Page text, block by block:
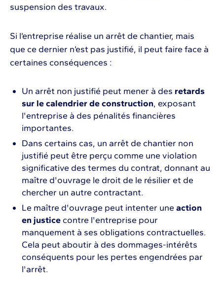
suspension des travaux.
Si l’entreprise réalise un arrêt de chantier, mais
que ce dernier n’est pas justifié, il peut faire face à
certaines conséquences :
Un arrêt non justifié peut mener à des retards
sur le calendrier de construction, exposant
l'entreprise à des pénalités financières
importantes.
Dans certains cas, un arrêt de chantier non
justifié peut être perçu comme une violation
significative des termes du contrat, donnant au
maître d'ouvrage le droit de le résilier et de
chercher un autre contractant.
Le maître d'ouvrage peut intenter une action
en justice contre l'entreprise pour
manquement à ses obligations contractuelles.
Cela peut aboutir à des dommages-intérêts
conséquents pour les pertes engendrées par
l'arrêt.